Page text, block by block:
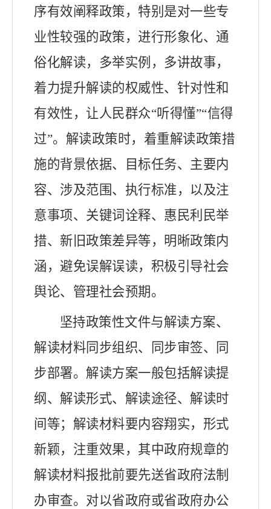
序有效阐释政策，特别是对一些专
业性较强的政策，进行形象化、通
俗化解读，多举实例，多讲故事，
着力提升解读的权威性、针对性和
有效性，让人民群众“听得懂”“信得
过”。 解读政策时，着重解读政策措
施的背景依据、目标任务、主要内
容、涉及范围、执行标准，以及注
意事项、关键词诠释、惠民利民举
措、新旧政策差异等，明晰政策内
涵，避免误解误读，积极引导社会
舆论、管理社会预期。
坚持政策性文件与解读方案、
解读材料同步组织、同步审签、同
步部署。 解读方案一般包括解读提
纲、解读形式、解读途径、解读时
间等；解读材料要内容翔实，形式
新颖，注重效果，其中政府规章的
解读材料报批前要先送省政府法制
办审查。 对以省政府或省政府办公